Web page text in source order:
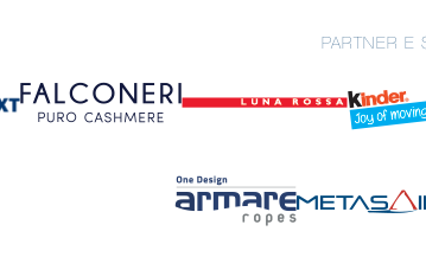
PARTNER E